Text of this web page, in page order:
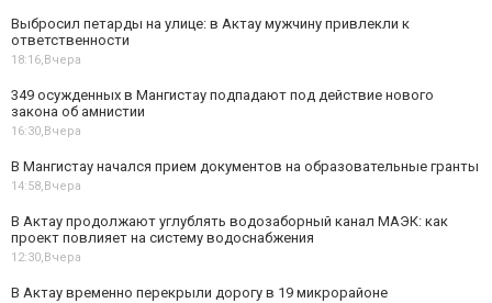
Выбросил петарды на улице: в Актау мужчину привлекли к
ответственности
18:16, Вчера
349 осужденных в Мангистау подпадают под действие нового
закона об амнистии
16:30, Вчера
В Мангистау начался прием документов на образовательные гранты
14:58, Вчера
В Актау продолжают углублять водозаборный канал МАЭК: как
проект повлияет на систему водоснабжения
12:30, Вчера
В Актау временно перекрыли дорогу в 19 микрорайоне